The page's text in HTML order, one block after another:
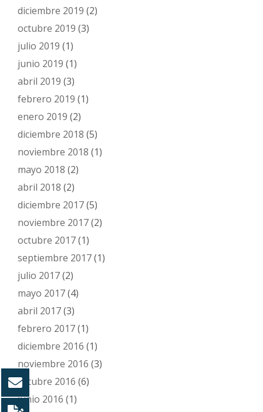
diciembre 2019 (2)
octubre 2019 (3)
julio 2019 (1)
junio 2019 (1)
abril 2019 (3)
febrero 2019 (1)
enero 2019 (2)
diciembre 2018 (5)
noviembre 2018 (1)
mayo 2018 (2)
abril 2018 (2)
diciembre 2017(5)
noviembre 2017(2)
octubre 2017(1)
septiembre 2017(1)
julio 2017(2)
mayo 2017(4)
abril 2017(3)
febrero 2017(1)
diciembre 2016 (1)
noviembre 2016 (3)
octubre 2016 (6)
junio 2016 (1)